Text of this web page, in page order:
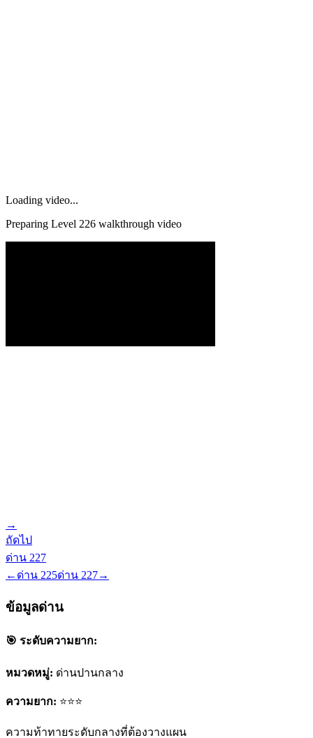
Loading video...
Preparing Level 226 walkthrough video
→
ถัดไป
ด่าน 227
← ด่าน 225ด่าน 227→
ข้อมูลด่าน
🎯 ระดับความยาก:
หมวดหมู่: ด่านปานกลาง
ความยาก: ⭐⭐⭐
ความท้าทายระดับกลางที่ต้องวางแผน